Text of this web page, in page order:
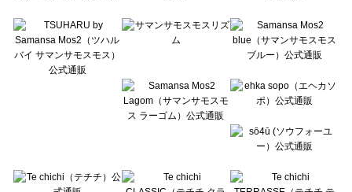
Lugnoncure（ルノンキュール）の一覧
BETTY'S BLUE（べティーズブルー）の一覧
Wpc.（ワールドパーティー）の一覧